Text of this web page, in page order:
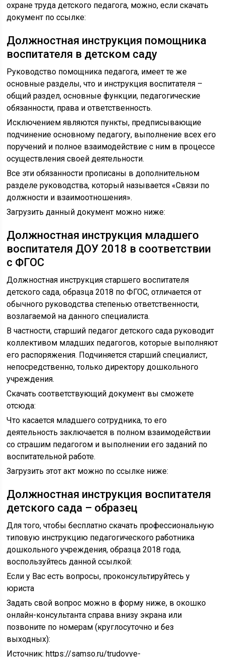
охране труда детского педагога, можно, если скачать
документ по ссылке:
Должностная инструкция помощника
воспитателя в детском саду
Руководство помощника педагога, имеет те же
основные разделы, что и инструкция воспитателя –
общий раздел, основные функции, педагогические
обязанности, права и ответственность.
Исключением являются пункты, предписывающие
подчинение основному педагогу, выполнение всех его
поручений и полное взаимодействие с ним в процессе
осуществления своей деятельности.
Все эти обязанности прописаны в дополнительном
разделе руководства, который называется «Связи по
должности и взаимоотношения».
Загрузить данный документ можно ниже:
Должностная инструкция младшего
воспитателя ДОУ 2018 в соответствии
с ФГОС
Должностная инструкция старшего воспитателя
детского сада, образца 2018 по ФГОС, отличается от
обычного руководства степенью ответственности,
возлагаемой на данного специалиста.
В частности, старший педагог детского сада руководит
коллективом младших педагогов, которые выполняют
его распоряжения. Подчиняется старший специалист,
непосредственно, только директору дошкольного
учреждения.
Скачать соответствующий документ вы сможете
отсюда:
Что касается младшего сотрудника, то его
деятельность заключается в полном взаимодействии
со страшим педагогом и выполнении его заданий по
воспитательной работе.
Загрузить этот акт можно по ссылке ниже:
Должностная инструкция воспитателя
детского сада – образец
Для того, чтобы бесплатно скачать профессиональную
типовую инструкцию педагогического работника
дошкольного учреждения, образца 2018 года,
воспользуйтесь данной ссылкой:
Если у Вас есть вопросы, проконсультируйтесь у
юриста
Задать свой вопрос можно в форму ниже, в окошко
онлайн-консультанта справа внизу экрана или
позвоните по номерам (круглосуточно и без
выходных):
Источник:https://samso.ru/trudovye-